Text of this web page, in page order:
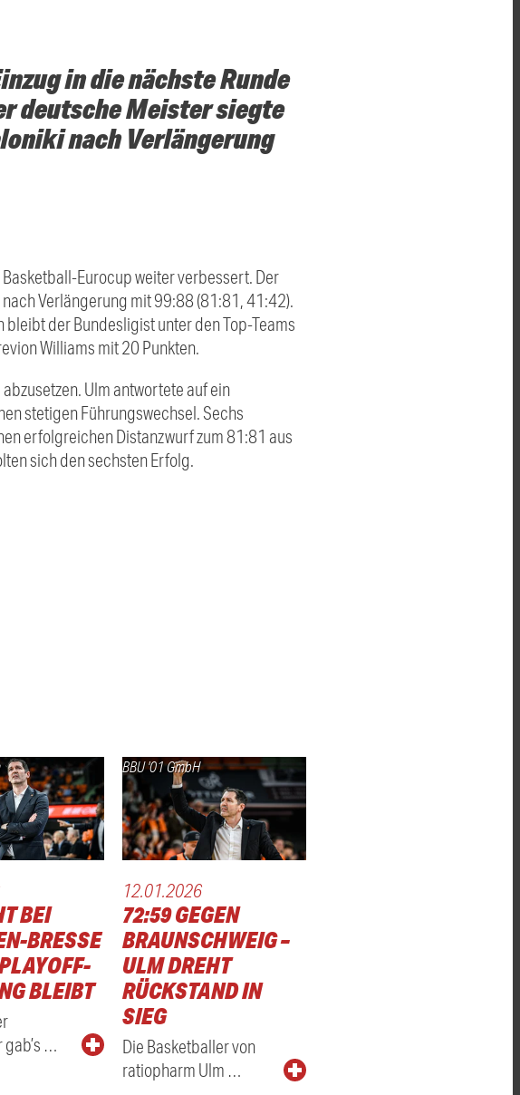
in die nächste Runde
deutsche Meister siegte
nach Verlängerung
Eurocup weiter verbessert. Der
Verlängerung mit 99:88 (81:81, 41:42).
der Bundesligist unter den Top-Teams
Williams mit 20 Punkten.
Ulm antwortete auf ein
stetigen Führungswechsel. Sechs
erfolgreichen Distanzwurf zum 81:81 aus
sich den sechsten Erfolg.
BEI
BRESSE
BLEIBT
gab’s …
BBU '01 GmbH
12.01.2026
72:59 GEGEN
BRAUNSCHWEIG –
ULM DREHT
RÜCKSTAND IN
SIEG
Die Basketballer von
ratiopharm Ulm …